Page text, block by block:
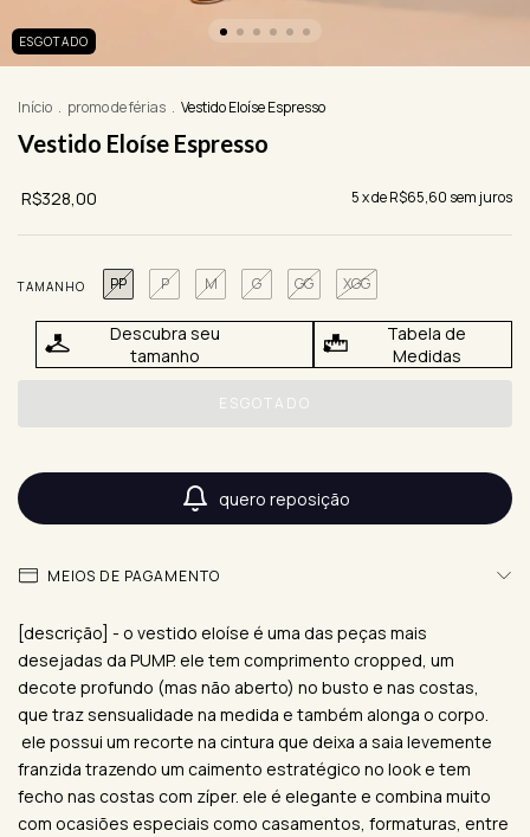
ESGOTADO
Início . promo de férias . Vestido Eloíse Espresso
Vestido Eloíse Espresso
R$328,00 5x deR$65,60 sem juros
TAMANHO PP P M G GG XGG
Descubra seu
tamanho
Tabela de
Medidas
quero reposição
MEIOS DE PAGAMENTO
[descrição] - o vestido eloíse é uma das peças mais
desejadas da PUMP. ele tem comprimento cropped, um
decote profundo (mas não aberto) no busto e nas costas,
que traz sensualidade na medida e também alonga o corpo.
ele possui um recorte na cintura que deixa a saia levemente
franzida trazendo um caimento estratégico no look e tem
fecho nas costas com zíper. ele é elegante e combina muito
com ocasiões especiais como casamentos, formaturas, entre